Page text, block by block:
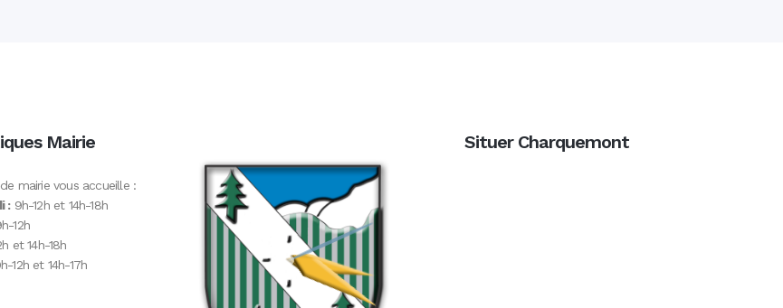
Mairie
mairie vous accueille :
:9h-12h et 14h-18h
12h
et 14h-18h
12h et 14h-17h
Situer Charquemont